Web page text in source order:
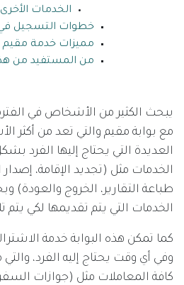
الخدمات الأخرى
خطوات التسجيل
مميزات خدمة مقيم
من المستفيد من
يبحث الكثير من الأشخاص في
مع بوابة مقيم والتي تعد من أكثر
العديدة التي يحتاج إليها الفرد
الخدمات مثل (تجديد الإقامة، إصدار
طباعة التقارير، الخروج والعودة)
الخدمات التي يتم تقديمها لكي يتم
كما تمكن هذه البوابة خدمة
وفي أي وقت يحتاج إليه الفرد،
كافة المعاملات مثل (جوازات